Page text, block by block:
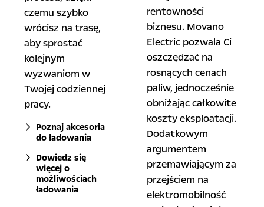
czemu szybko
wrócisz na trasę,
aby sprostać
kolejnym
wyzwaniom w
Twojej codziennej
pracy.
Poznaj akcesoria
do ładowania
Dowiedz się
więcej o
możliwościach
ładowania
rentowności
biznesu. Movano
Electric pozwala Ci
oszczędzać na
rosnących cenach
paliw, jednocześnie
obniżając całkowite
koszty eksploatacji.
Dodatkowym
argumentem
przemawiającym za
przejściem na
elektromobilność